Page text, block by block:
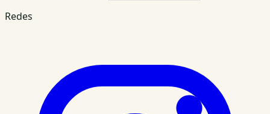
Redes